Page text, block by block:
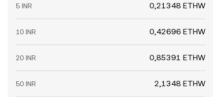
5 INR 0,21348 ETHW
10 INR 0,42696 ETHW
20 INR 0,85391 ETHW
50 INR 2,1348 ETHW